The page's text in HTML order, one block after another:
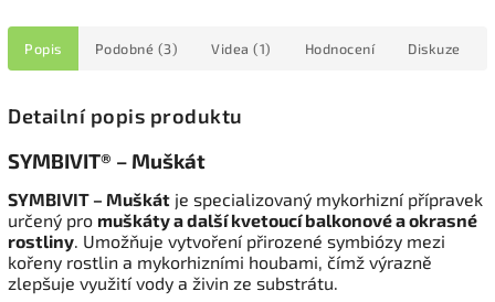
Popis Podobné (3) Videa (1) Hodnocení Diskuze
Detailní popis produktu
SYMBIVIT® – Muškát
SYMBIVIT – Muškát je specializovaný mykorhizní přípravek
určený pro muškáty a další kvetoucí balkonové a okrasné
rostliny. Umožňuje vytvoření přirozené symbiózy mezi
kořeny rostlin a mykorhizními houbami, čímž výrazně
zlepšuje využití vody a živin ze substrátu.